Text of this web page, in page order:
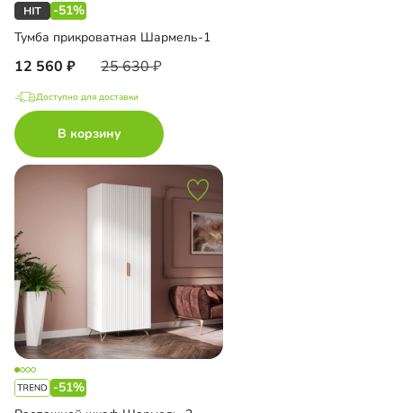
-51%
Тумба прикроватная Шармель-1
12 560 25 630
Доступно для доставки
В корзину
-51%